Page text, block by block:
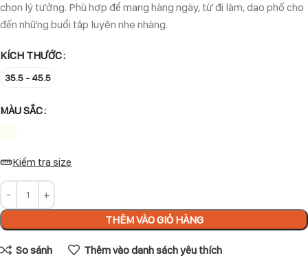
chọn lý tưởng. Phù hợp để mang hàng ngày, từ đi làm, dạo phố cho
đến những buổi tập luyện nhẹ nhàng.
KÍCH THƯỚC
35.5 - 45.5
MÀU SẮC
Kiểm tra size
THÊM VÀO GIỎ HÀNG
So sánh Thêm vào danh sách yêu thích